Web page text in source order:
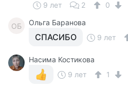
9 лет 2 0
ОБ Ольга Баранова
СПАСИБО 9 лет
Насима Костикова
9 лет
1